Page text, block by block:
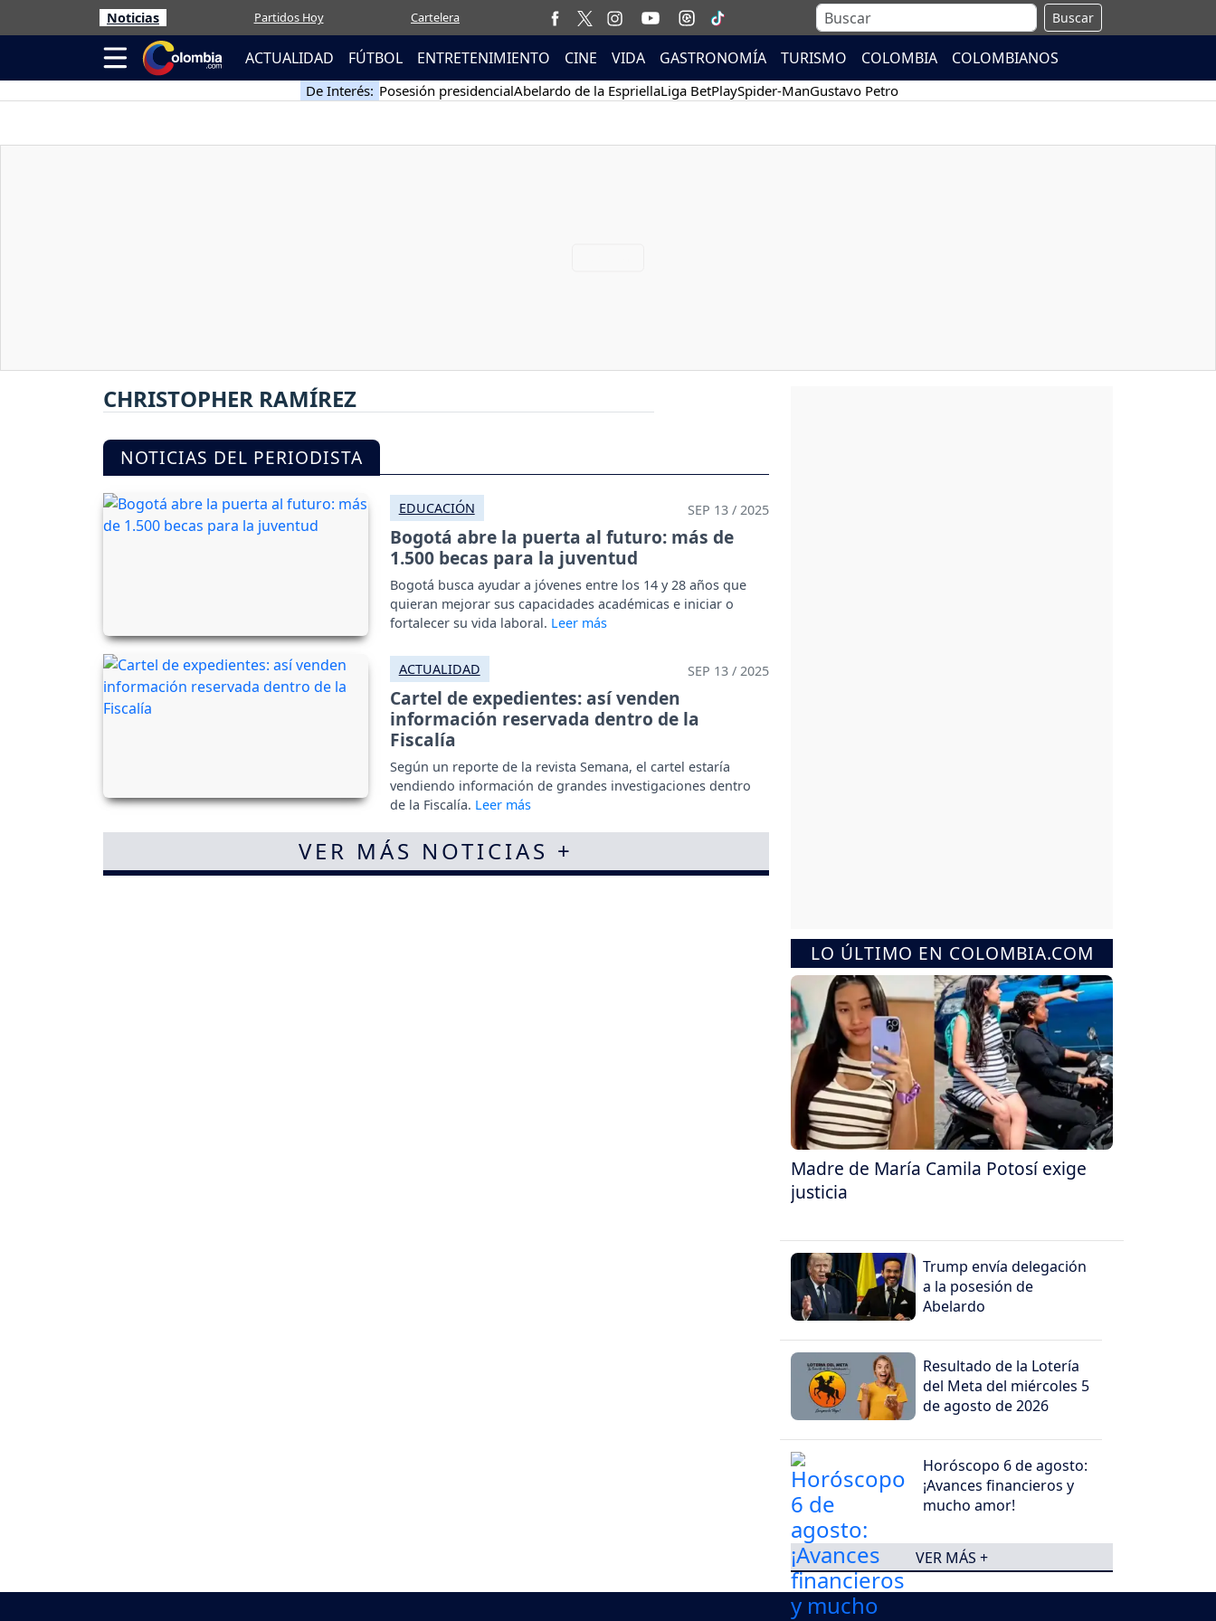
Noticias Partidos Hoy Cartelera Buscar
ACTUALIDAD FÚTBOL ENTRETENIMIENTO CINE VIDA GASTRONOMÍA TURISMO COLOMBIA COLOMBIANOS
De Interés: Posesión presidencialAbelardo de la EspriellaLiga BetPlaySpider-ManGustavo Petro
CHRISTOPHER RAMÍREZ
NOTICIAS DEL PERIODISTA
EDUCACIÓN SEP 13 / 2025
Bogotá abre la puerta al futuro: más de
1.500 becas para la juventud
Bogotá busca ayudar a jóvenes entre los 14 y 28 años que
quieran mejorar sus capacidades académicas e iniciar o
fortalecer su vida laboral.
ACTUALIDAD SEP 13 / 2025
Cartel de expedientes: así venden
información reservada dentro de la
Fiscalía
Según un reporte de la revista Semana, el cartel estaría
vendiendo información de grandes investigaciones dentro
de la Fiscalía.
VER MÁS NOTICIAS +
LO ÚLTIMO EN COLOMBIA.COM
Madre de María Camila Potosí exige
justicia
Trump envía delegación
a la posesión de
Abelardo
Resultado de la Lotería
del Meta del miércoles 5
de agosto de 2026
Horóscopo 6 de agosto:
¡Avances financieros y
mucho amor!
VER MÁS +